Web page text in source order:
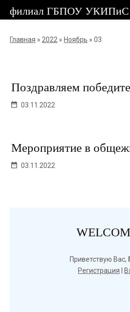
Главная » 2022 » Ноябрь » 03
Поздравляем
03.11.2022
Мероприятие в
03.11.2022
Приветствую Вас,
Регистрация